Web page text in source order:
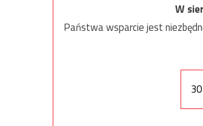
W
Państwa wsparcie jest